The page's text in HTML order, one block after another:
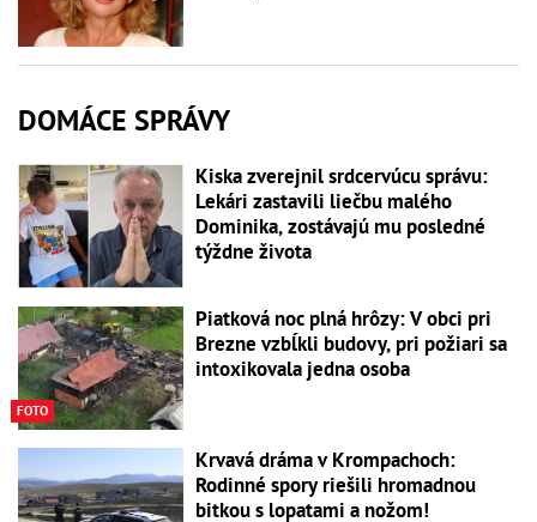
DOMÁCE SPRÁVY
Kiska zverejnil srdcervúcu správu:
Lekári zastavili liečbu malého
Dominika, zostávajú mu posledné
týždne života
FOTO
Piatková noc plná hrôzy: V obci pri
Brezne vzbĺkli budovy, pri požiari sa
intoxikovala jedna osoba
Krvavá dráma v Krompachoch:
Rodinné spory riešili hromadnou
bitkou s lopatami a nožom!